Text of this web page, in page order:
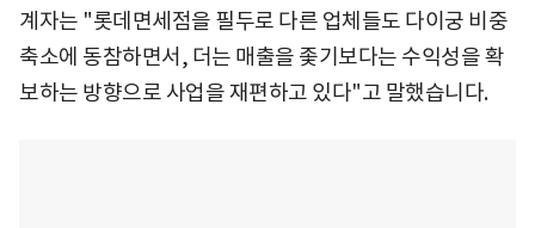
계자는 "롯데면세점을 필두로 다른 업체들도 다이궁 비중
축소에 동참하면서, 더는 매출을 좇기보다는 수익성을 확
보하는 방향으로 사업을 재편하고 있다"고 말했습니다.